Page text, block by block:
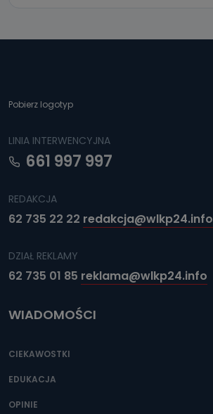
Pobierz logotyp
LINIA INTERWENCYJNA
661 997 997
REDAKCJA
62 735 22 22 redakcja@wlkp24.info
DZIAŁ REKLAMY
62 735 01 85 reklama@wlkp24.info
WIADOMOŚCI
CIEKAWOSTKI
EDUKACJA
OPINIE